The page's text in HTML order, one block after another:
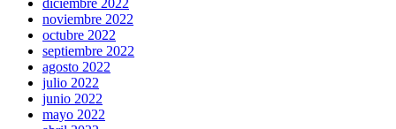
diciembre 2022
noviembre 2022
octubre 2022
septiembre 2022
agosto 2022
julio 2022
junio 2022
mayo 2022